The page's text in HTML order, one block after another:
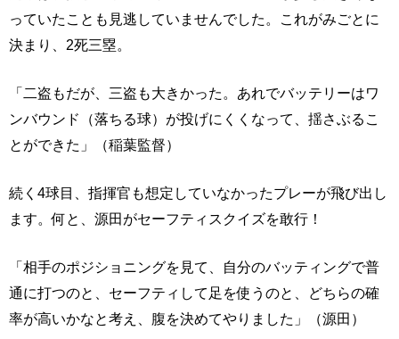
っていたことも見逃していませんでした。これがみごとに
決まり、2死三塁。
「二盗もだが、三盗も大きかった。あれでバッテリーはワ
ンバウンド（落ちる球）が投げにくくなって、揺さぶるこ
とができた」（稲葉監督）
続く4球目、指揮官も想定していなかったプレーが飛び出し
ます。何と、源田がセーフティスクイズを敢行！
「相手のポジショニングを見て、自分のバッティングで普
通に打つのと、セーフティして足を使うのと、どちらの確
率が高いかなと考え、腹を決めてやりました」（源田）